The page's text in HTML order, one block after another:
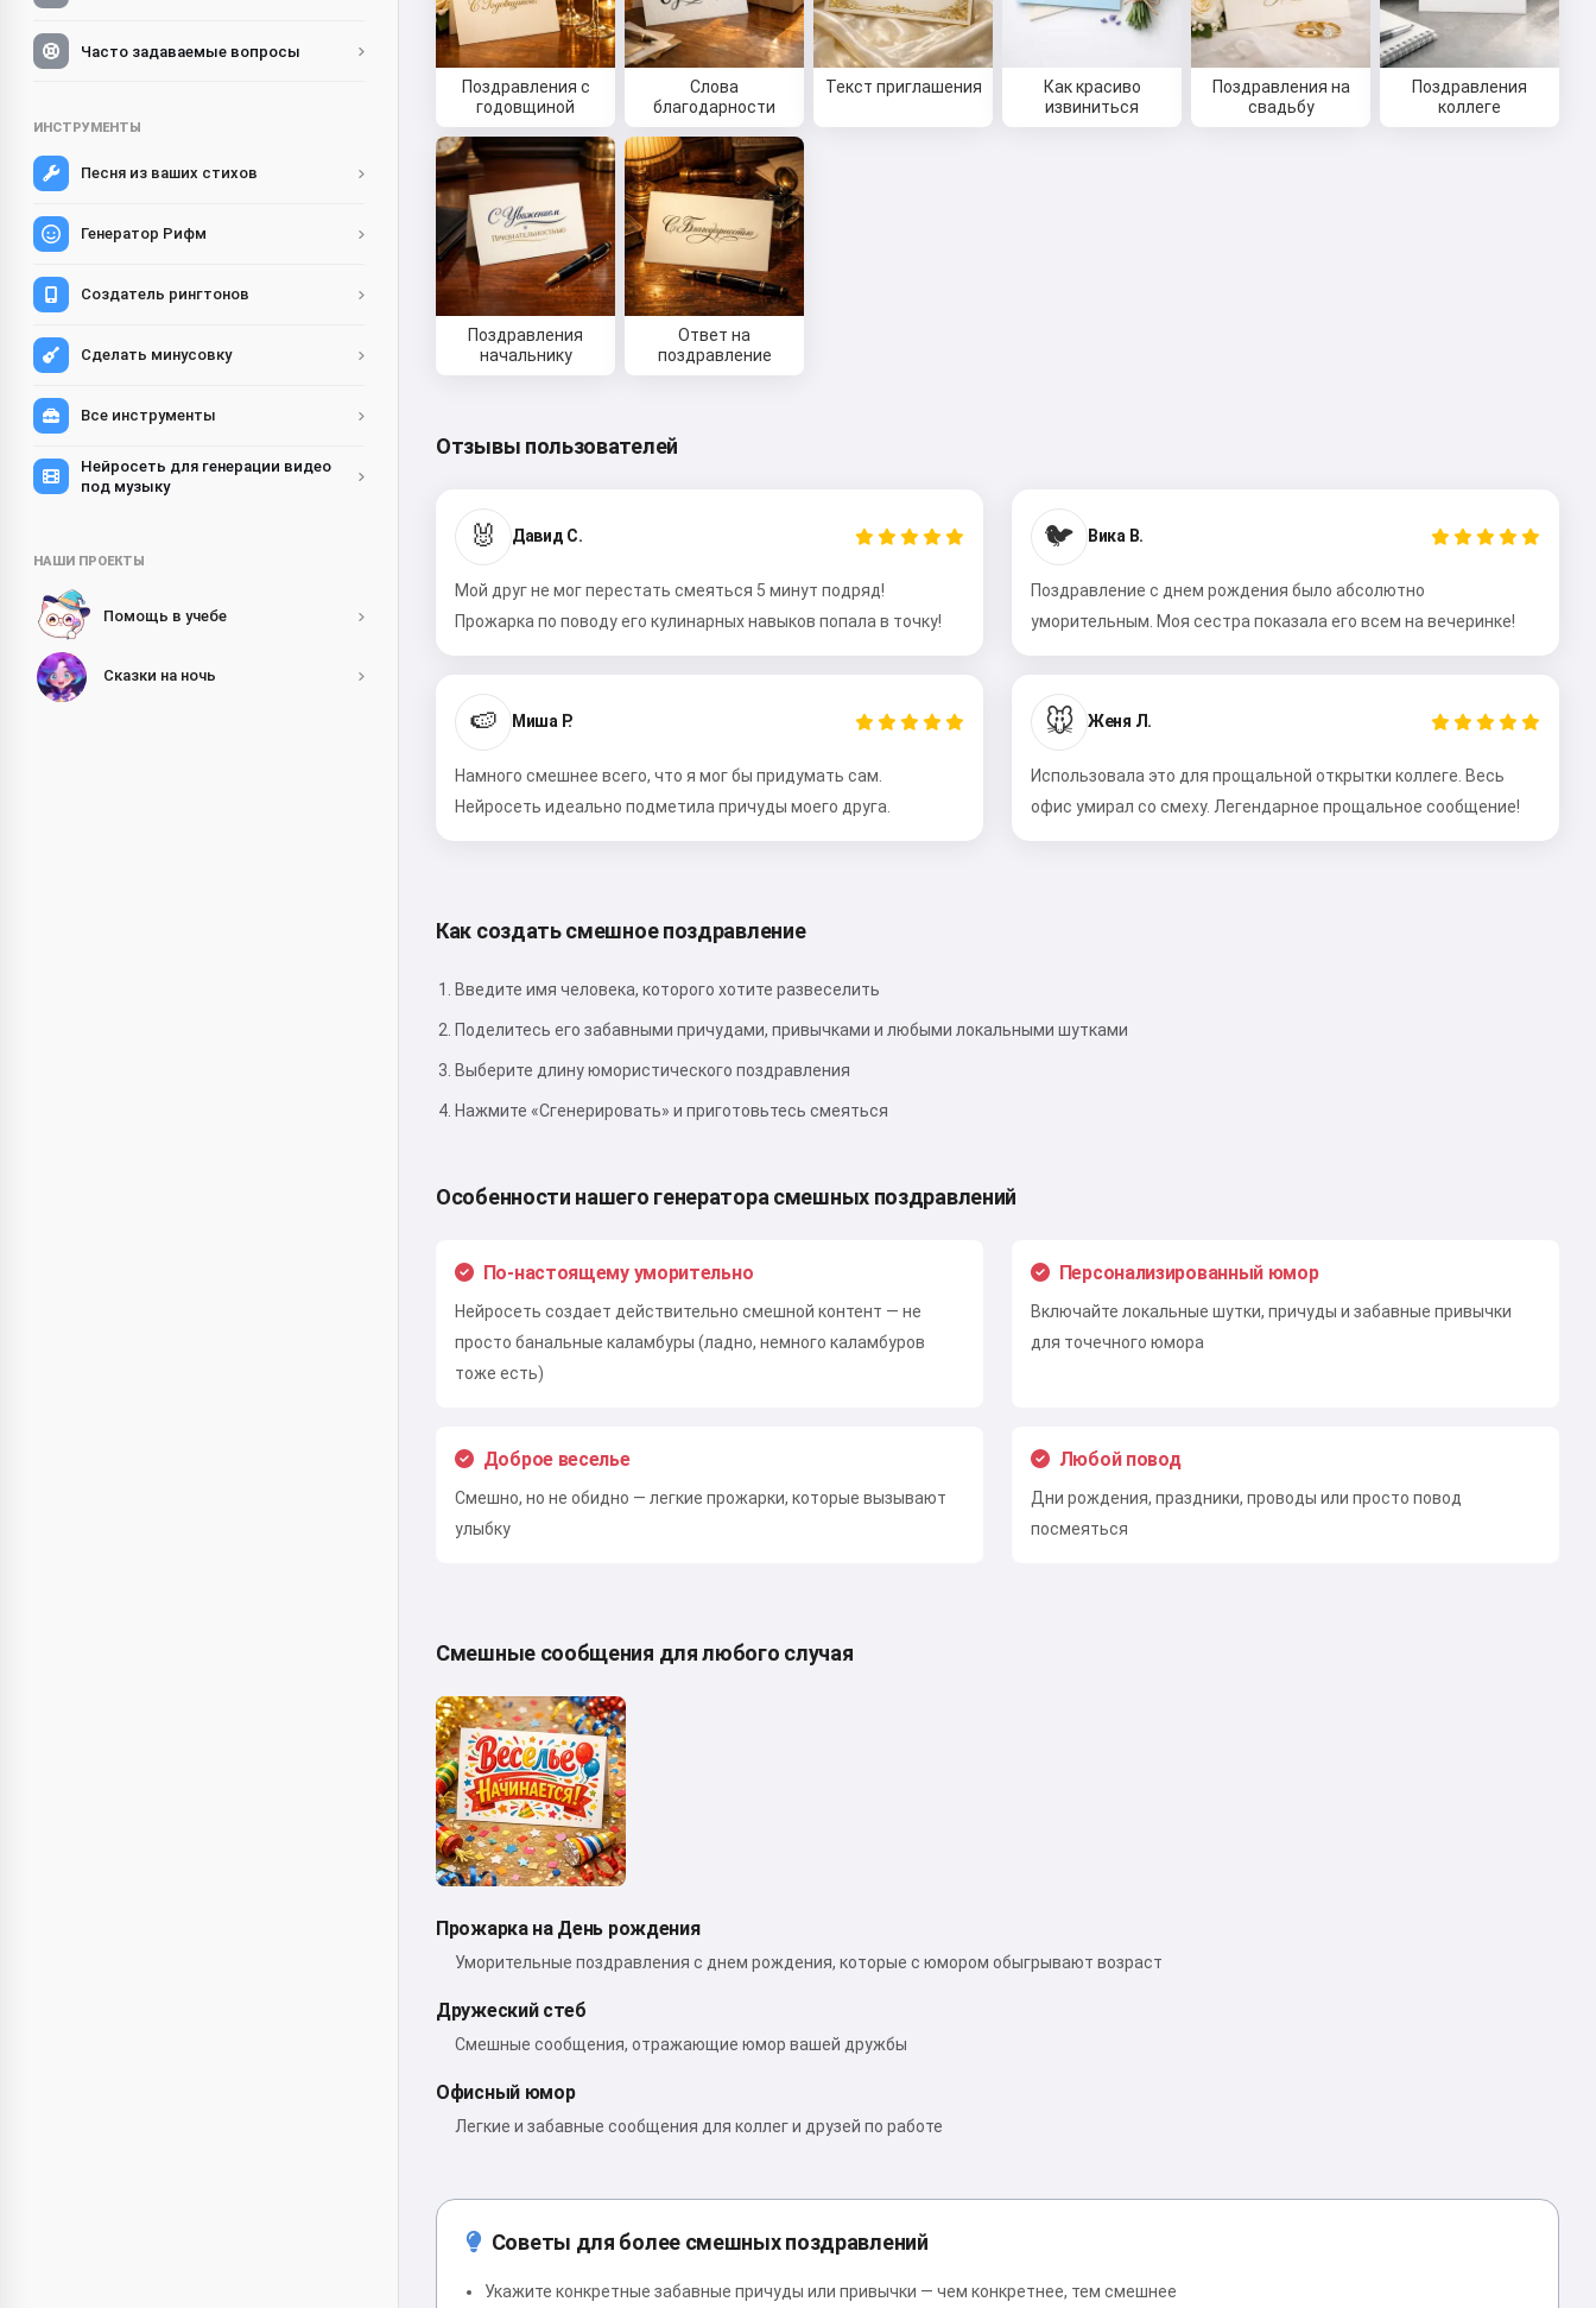
Часто задаваемые вопросы
ИНСТРУМЕНТЫ
Песня из ваших стихов
Генератор Рифм
Создатель рингтонов
Сделать минусовку
Все инструменты
Нейросеть для генерации видео
под музыку
НАШИ ПРОЕКТЫ
Помощь в учебе
Сказки на ночь
Поздравления с
годовщиной
Слова
благодарности
Текст приглашения
Как красиво
извиниться
Поздравления на
свадьбу
Поздравления
коллеге
Поздравления
начальнику
Ответ на
поздравление
Отзывы пользователей
🐰 Давид С.
Мой друг не мог перестать смеяться 5 минут подряд!
Прожарка по поводу его кулинарных навыков попала в точку!
🐦 Вика В.
Поздравление с днем рождения было абсолютно
уморительным. Моя сестра показала его всем на вечеринке!
🍉 Миша Р.
Намного смешнее всего, что я мог бы придумать сам.
Нейросеть идеально подметила причуды моего друга.
🐭 Женя Л.
Использовала это для прощальной открытки коллеге. Весь
офис умирал со смеху. Легендарное прощальное сообщение!
Как создать смешное поздравление
Введите имя человека, которого хотите развеселить
Поделитесь его забавными причудами, привычками и любыми локальными шутками
Выберите длину юмористического поздравления
Нажмите «Сгенерировать» и приготовьтесь смеяться
Особенности нашего генератора смешных поздравлений
По-настоящему уморительно
Нейросеть создает действительно смешной контент — не
просто банальные каламбуры (ладно, немного каламбуров
тоже есть)
Персонализированный юмор
Включайте локальные шутки, причуды и забавные привычки
для точечного юмора
Доброе веселье
Смешно, но не обидно — легкие прожарки, которые вызывают
улыбку
Любой повод
Дни рождения, праздники, проводы или просто повод
посмеяться
Смешные сообщения для любого случая
Прожарка на День рождения
Уморительные поздравления с днем рождения, которые с юмором обыгрывают возраст
Дружеский стеб
Смешные сообщения, отражающие юмор вашей дружбы
Офисный юмор
Легкие и забавные сообщения для коллег и друзей по работе
Советы для более смешных поздравлений
Укажите конкретные забавные причуды или привычки — чем конкретнее, тем смешнее
стихи и поздравления 🥰
Попробовать
Политика конфиденциальности
Политика возврата